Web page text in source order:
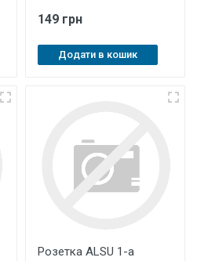
149 грн
Додати в кошик
Розетка ALSU 1-а